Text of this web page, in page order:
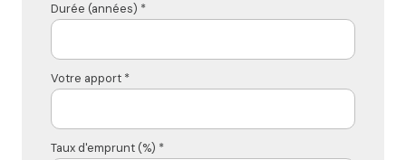
Durée (années) *
Votre apport *
Taux d'emprunt (%) *